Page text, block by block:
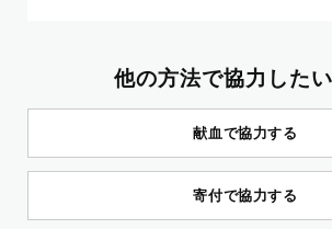
他の方法で協力した
献血で協力する
寄付で協力する